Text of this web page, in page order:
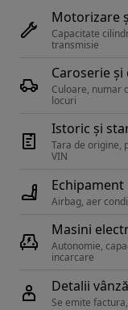
Motorizare
Capacitate
transmisie
Caroserie
Culoare, numar
locuri
Istoric și
Tara de origine,
Echipament
Airbag, aer
Masini
Autonomie,
Detalii
Se emite